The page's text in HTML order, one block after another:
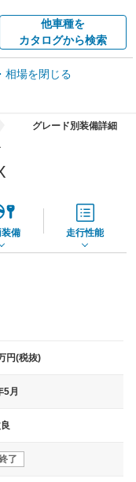
他車種を
カタログから検索
車買取相場
相場を閉じる
グレード別装備詳細
備 走行性能
円(税抜)
5月
了